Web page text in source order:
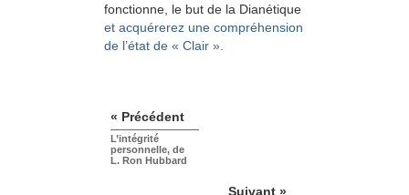
fonctionne, le but de la Dianétique
et acquérerez une compréhension
de l’état de « Clair ».
« Précédent
L’intégrité
personnelle, de
L. Ron Hubbard
Suivant »